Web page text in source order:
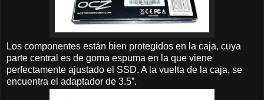
Los componentes están bien protegidos en la caja, cuya
parte central es de goma espuma en la que viene
perfectamente ajustado el SSD. A la vuelta de la caja, se
encuentra el adaptador de 3.5”.